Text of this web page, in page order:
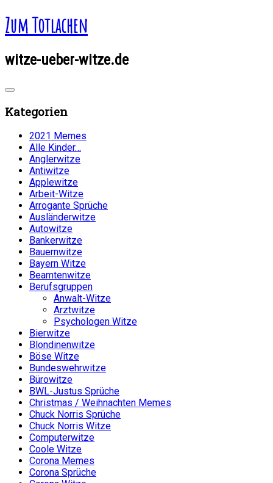
Zum Totlachen
witze-ueber-witze.de
Kategorien
2021 Memes
Alle Kinder…
Anglerwitze
Antiwitze
Applewitze
Arbeit-Witze
Arrogante Sprüche
Ausländerwitze
Autowitze
Bankerwitze
Bauernwitze
Bayern Witze
Beamtenwitze
Berufsgruppen
Anwalt-Witze
Arztwitze
Psychologen Witze
Bierwitze
Blondinenwitze
Böse Witze
Bundeswehrwitze
Bürowitze
BWL-Justus Sprüche
Christmas / Weihnachten Memes
Chuck Norris Sprüche
Chuck Norris Witze
Computerwitze
Coole Witze
Corona Memes
Corona Sprüche